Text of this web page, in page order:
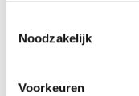
Noodzakelijk
Voorkeuren
in kunststof box -
bitset - Pozidriv
Niet op voorraad
Incl. BTW / Excl.